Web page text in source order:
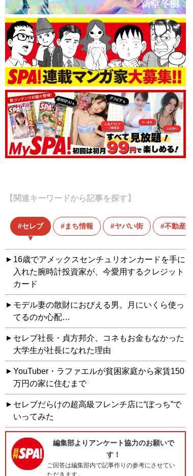
【関連キーワードから記事を探す】
セレブ まち情報 ヤバい街 不動産
16歳でアメックスセンチュリオンカードを手に
入れた腕時計投資家が、今愛用するクレジット
カード
モデル妻の散財におびえる男。月にいくら使っ
てるのか心配…
セレブ社長・貞方邦介、コネもお金もなかった
大学生が社長になれた理由
YouTuber・ラファエルが貧困家庭から家賃150
万円の家に住むまで
セレブだらけの超高級フレンチ店に“ぼっち”で
いってみた